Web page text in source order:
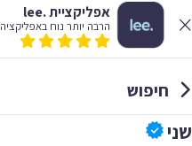
אפליקציית .lee
הרבה יותר נוח באפליקציה
חיפוש
שני